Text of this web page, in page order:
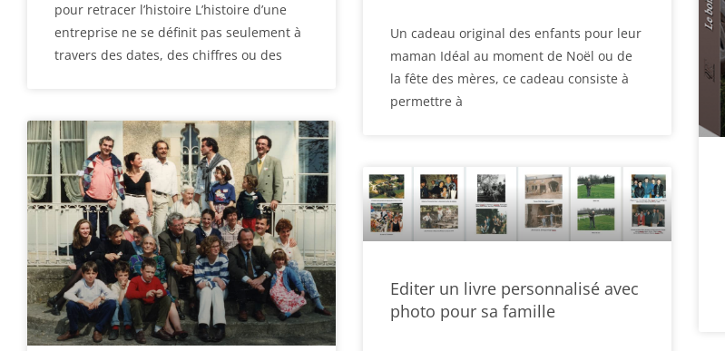
pour retracer l’histoire L’histoire d’une
entreprise ne se définit pas seulement à
travers des dates, des chiffres ou des
Un cadeau original des enfants pour leur
maman Idéal au moment de Noël ou de
la fête des mères, ce cadeau consiste à
permettre à
Editer un livre personnalisé avec
photo pour sa famille